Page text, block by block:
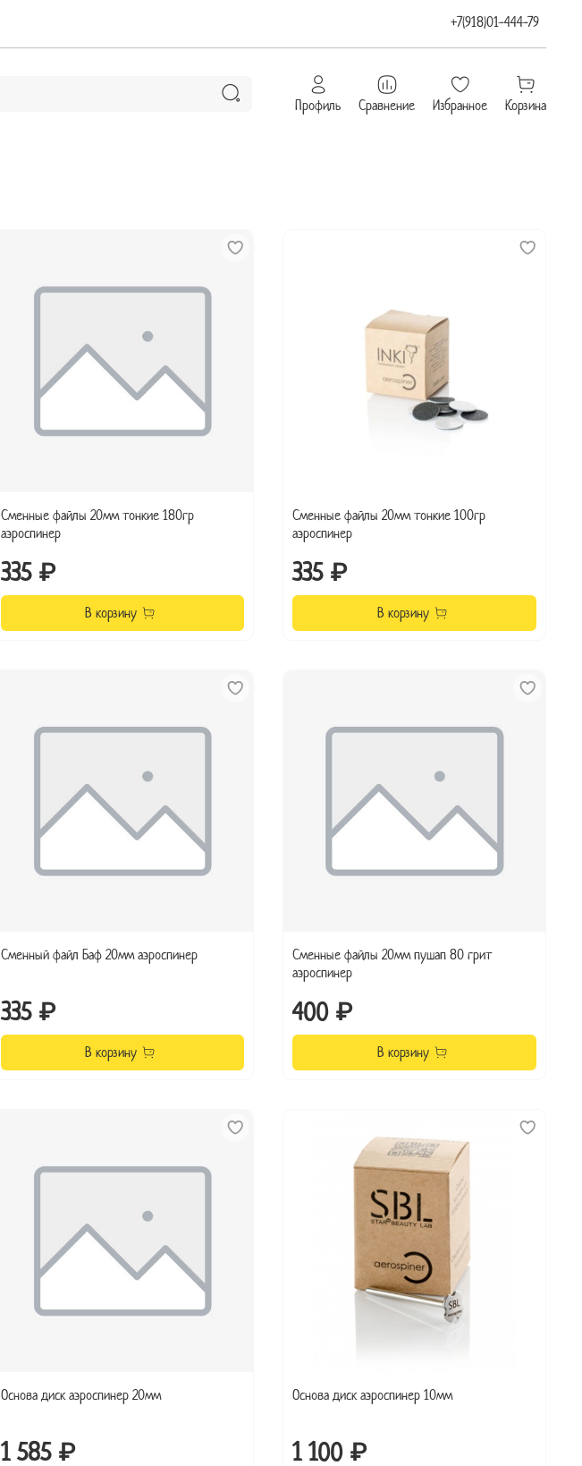
+7(918)01-444-79
Профиль Сравнение Избранное Корзина
Сменные файлы 20мм тонкие 180гр
аэроспинер
335 ₽
В корзину
Сменные файлы 20мм тонкие 100гр
аэроспинер
335 ₽
В корзину
Сменный файл Баф 20мм аэроспинер
335 ₽
В корзину
Сменные файлы 20мм пушап 80 грит
аэроспинер
400 ₽
В корзину
Основа диск аэроспинер 20мм
1 585 ₽
Основа диск аэроспинер 10мм
1 100 ₽